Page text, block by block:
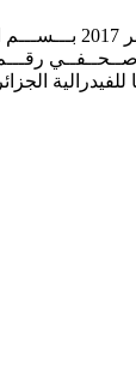
الجـزائر في 10